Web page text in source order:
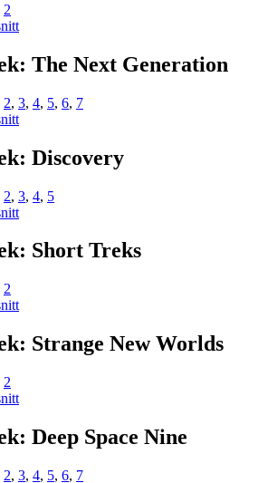
2
The Next Generation
2, 3, 4, 5, 6, 7
Discovery
2, 3, 4, 5
Short Treks
2
Strange New Worlds
2
Deep Space Nine
2, 3, 4, 5, 6, 7